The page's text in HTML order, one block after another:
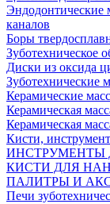
Эндодонтические
каналов
Боры
Зуботехническое
Диски из оксида
Зуботехнические
Керамические
Керамическая
Керамическая
Кисти,
ИНСТРУМЕНТЫ
КИСТИ ДЛЯ
ПАЛИТРЫ И
Печи